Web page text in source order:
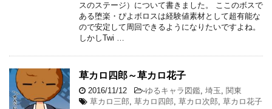
スのステージ）について書きました。 ここのボスで
ある堕楽・ぴよボロスは経験値素材として超有能な
ので安定して周回できるようになりたいですよね。
しかしTwi …
草カロ四郎～草カロ花子
2016/11/12 -ゆるキャラ図鑑, 埼玉, 関東
草カロ三郎, 草カロ四郎, 草カロ次郎, 草カロ花子